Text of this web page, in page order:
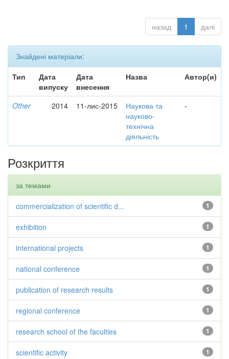
назад 1 далі
Знайдені матеріали:
Тип
Дата
випуску
Дата
внесення
Назва Автор(и)
Other 2014 11-лис-2015
Наукова та
науково-
технічна
діяльність
-
Розкриття
за темами
1
commercialization of scientific d...
1
exhibition
1
international projects
1
national conference
1
publication of research results
1
regional conference
1
research school of the faculties
1
scientific activity